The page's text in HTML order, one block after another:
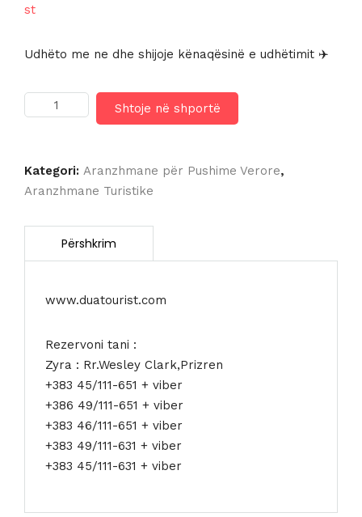
st
Udhëto me ne dhe shijoje kënaqësinë e udhëtimit ✈️
Sasi
LORDOS
&
SPA
Shtoje në shportë
Kategori: Aranzhmane për Pushime Verore,
Aranzhmane Turistike
www.duatourist.com
Rezervoni tani :
Zyra : Rr.Wesley Clark,Prizren
+383 45/111-651 + viber
+386 49/111-651 + viber
+383 46/111-651 + viber
+383 49/111-631 + viber
+383 45/111-631 + viber